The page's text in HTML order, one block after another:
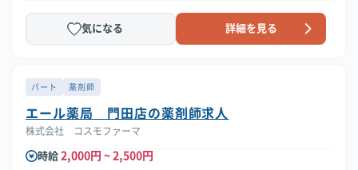
気になる 詳細を見る
パート 薬剤師
エール薬局 門田店の薬剤師求人
株式会社 コスモファーマ
時給 2,000円 ~ 2,500円